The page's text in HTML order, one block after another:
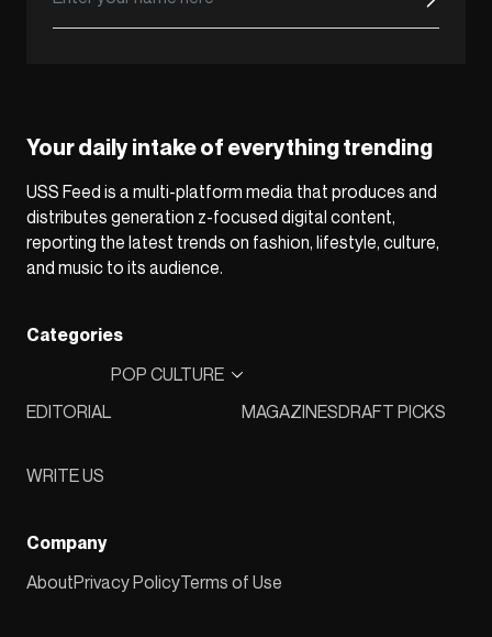
Your daily intake of everything trending
USS Feed is a multi-platform media that produces and
distributes generation z-focused digital content,
reporting the latest trends on fashion, lifestyle, culture,
and music to its audience.
Categories
EDITORIAL
POP CULTURE
MAGAZINESDRAFT PICKS
WRITE US
Company
AboutPrivacy PolicyTerms of Use